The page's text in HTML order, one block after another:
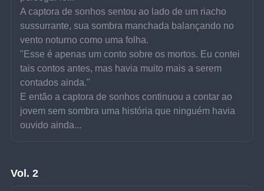
A captora de sonhos sentou ao lado de um riacho
sussurrante, sua sombra manchada balançando no
vento noturno como uma folha.
"Esse é apenas um conto sobre os mortos. Eu contei
tais contos antes, mas havia muito mais a serem
contados ainda."
E então a captora de sonhos continuou a contar ao
jovem sem sombra uma história que ninguém havia
ouvido ainda...
Vol. 2